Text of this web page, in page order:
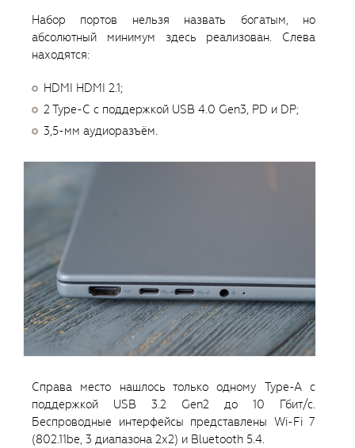
Набор портов нельзя назвать богатым, но
абсолютный минимум здесь реализован. Слева
находятся:
HDMI HDMI 2.1;
2 Type-C с поддержкой USB 4.0 Gen3, PD и DP;
3,5-мм аудиоразъём.
Справа место нашлось только одному Type-A с
поддержкой USB 3.2 Gen2 до 10 Гбит/с.
Беспроводные интерфейсы представлены Wi-Fi 7
(802.11be, 3 диапазона 2х2) и Bluetooth 5.4.